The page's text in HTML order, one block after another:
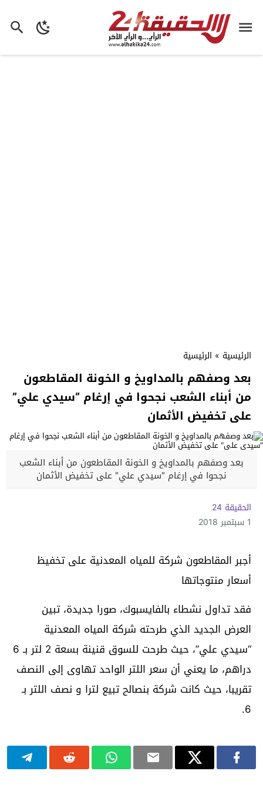
الرئيسية » الرئيسية
بعد وصفهم بالمداويخ و الخونة المقاطعون
من أبناء الشعب نجحوا في إرغام “سيدي علي”
على تخفيض الأثمان
بعد وصفهم بالمداويخ و الخونة المقاطعون من أبناء الشعب
نجحوا في إرغام "سيدي علي" على تخفيض الأثمان
الحقيقة 24
1 سبتمبر 2018
أجبر المقاطعون شركة للمياه المعدنية على تخفيظ
أسعار منتوجاتها
فقد تداول نشطاء بالفايسبوك، صورا جديدة، تبين
العرض الجديد الذي طرحته شركة المياه المعدنية
“سيدي علي”، حيث طرحت للسوق قنينة بسعة 2 لتر بـ 6
دراهم، ما يعني أن سعر اللتر الواحد تهاوى إلى النصف
تقريبا، حيث كانت شركة بنصالح تبيع لترا و نصف اللتر بـ
6.